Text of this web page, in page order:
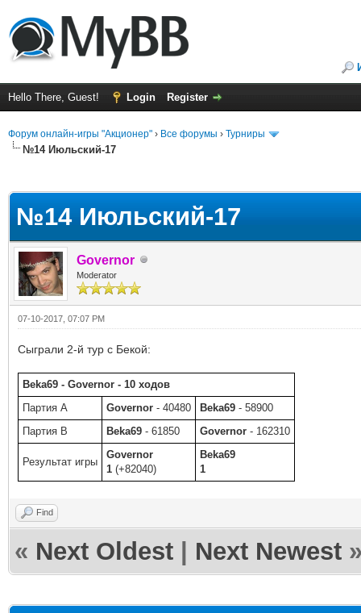
Hello There, Guest! Login Register
Форум онлайн-игры "Акционер" › Все форумы › Турниры
№14 Июльский-17
№14 Июльский-17
Governor
Moderator
07-10-2017, 07:07 PM
Сыграли 2-й тур с Бекой:
Beka69 - Governor - 10 ходов
Партия A
Governor - 40480 Beka69 - 58900
Партия B
Beka69 - 61850 Governor - 162310
Результат игры
Governor
1 (+82040)
Beka69
1
Find
« Next Oldest Next Newest